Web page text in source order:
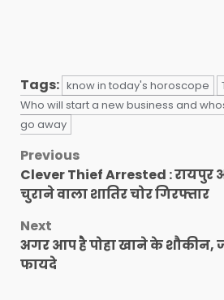
Tags: know in today's horoscope
Who will start a new business and
go away
Post
navigation
Previous
Clever Thief Arrested : रायपुर
चुराने वाला शातिर चोर गिरफ्तार
Next
अगर आप है पोहा खाने के शौकीन,
फायदे